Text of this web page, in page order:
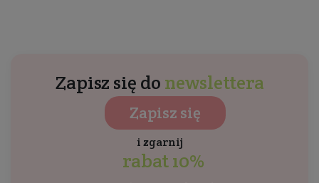
Zapisz się do newslettera
Zapisz się
i zgarnij
rabat 10%